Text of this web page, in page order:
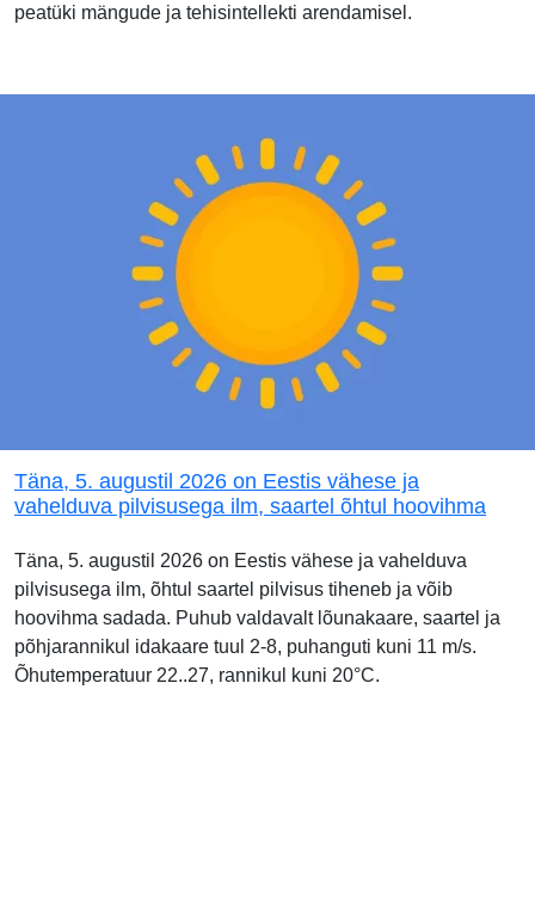
peatüki mängude ja tehisintellekti arendamisel.
Täna, 5. augustil 2026 on Eestis vähese ja
vahelduva pilvisusega ilm, saartel õhtul hoovihma
Täna, 5. augustil 2026 on Eestis vähese ja vahelduva
pilvisusega ilm, õhtul saartel pilvisus tiheneb ja võib
hoovihma sadada. Puhub valdavalt lõunakaare, saartel ja
põhjarannikul idakaare tuul 2-8, puhanguti kuni 11 m/s.
Õhutemperatuur 22..27, rannikul kuni 20°C.